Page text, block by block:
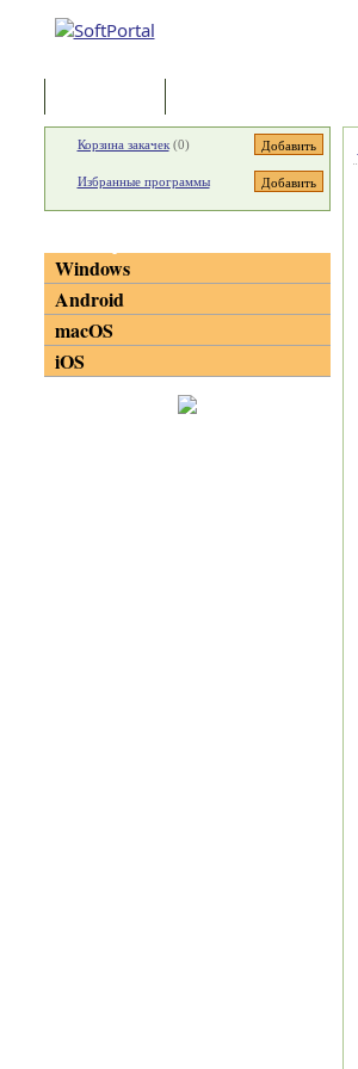
Корзина закачек(0)
Избранные программы
Windows
Android
macOS
iOS